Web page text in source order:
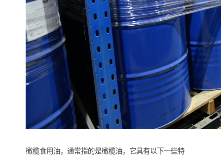
橄榄食用油，通常指的是橄榄油，它具有以下一些特